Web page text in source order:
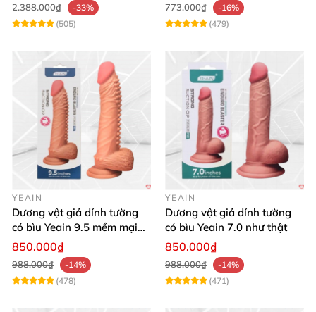
2.388.000₫
-33%
(505)
773.000₫
-16%
(479)
YEAIN
Dương vật giả dính tường
có bìu Yeain 9.5 mềm mại
thật
850.000₫
988.000₫
-14%
(478)
YEAIN
Dương vật giả dính tường
có bìu Yeain 7.0 như thật
850.000₫
988.000₫
-14%
(471)